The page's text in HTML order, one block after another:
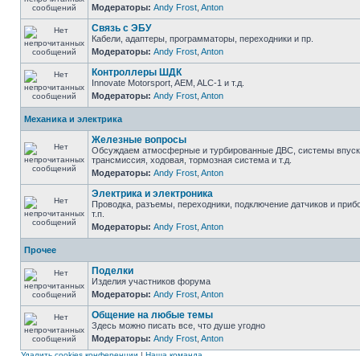
Модераторы: Andy Frost Anton
Связь с ЭБУ
Кабели, адаптеры, программаторы, переходники и пр.
Модераторы: Andy Frost Anton
Контроллеры ШДК
Innovate Motorsport, AEM, ALC-1 и т.д.
Модераторы: Andy Frost Anton
Механика и электрика
Железные вопросы
Обсуждаем атмосферные и турбированные ДВС, системы
трансмиссия, ходовая, тормозная система и т.д.
Модераторы: Andy Frost Anton
Электрика и электроника
Проводка, разъемы, переходники, подключение датчиков и
т.п.
Модераторы: Andy Frost Anton
Прочее
Поделки
Изделия участников форума
Модераторы: Andy Frost Anton
Общение на любые темы
Здесь можно писать все, что душе угодно
Модераторы: Andy Frost Anton